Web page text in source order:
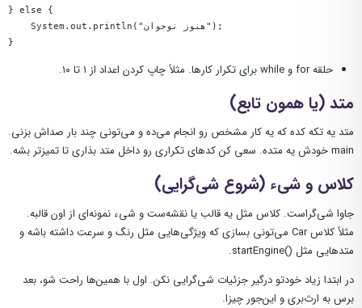
} else {
    System.out.println("هنوز نوجوان");
}
حلقهforو whileبرای تکرار کارها. مثلاً چاپ کردن اعداد از ۱ تا ۱۰.
متد (یا همون تابع)
متد یه تکه کده که یه کار مشخص رو انجام می‌ده و می‌تونی چند بار صداش بزنی.
mainخودش یه متده. سعی کن کدهای تکراری رو داخل متد بذاری تا تمیزتر بشه.
کلاس و شیء (شروع شی‌گرایی)
جاوا شی‌گراست. کلاس مثل یه قالب یا نقشه‌ست و شیء نمونه‌ای از اون قالبه.
مثلاً کلاسCarمی‌تونی بسازی که ویژگی‌هایی مثل رنگ و سرعت داشته باشه و
متدهایی مثل ()startEngine
.
در ابتدا زیاد خودتو درگیر جزئیات شی‌گرایی نکن. اول با همین‌ها راحت شو، بعد
برس به ارث‌بری و این‌جور چیزا.